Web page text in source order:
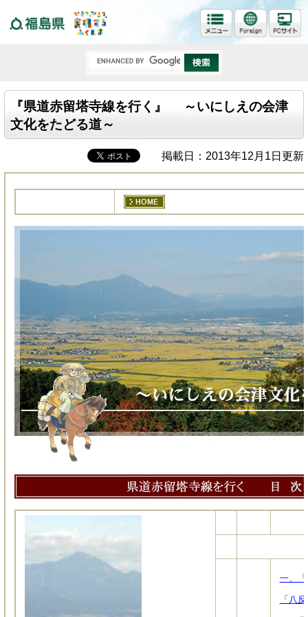
『県道赤留塔寺線を行く』 ～いにしえの会津
文化をたどる道～
掲載日：2013年12月1日更新
一、
「八